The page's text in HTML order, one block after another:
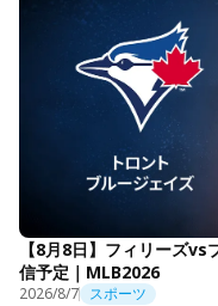
【8月8日】フィリーズ
信予定｜MLB2026
2026/8/7 スポーツ